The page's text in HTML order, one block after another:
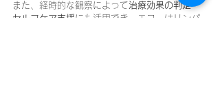
また、経時的な観察によって 治療効果の判定・
セルフケア支援にも活用でき、エコーはリンパ